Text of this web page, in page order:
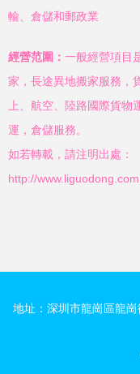
輸、倉儲和郵政業
經營范圍： 一般經營項目
家，長途異地搬家服務，
上、航空、陸路國際貨
運，倉儲服務。
如若轉載，請注明出處：
http://
地址：深圳市龍崗區龍